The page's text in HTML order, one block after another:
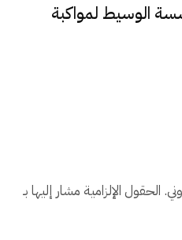
الوسيط لمواكبة
الحقول الإلزامية مشار إليها بـ